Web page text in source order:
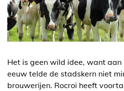
Het is geen wild idee, want
eeuw telde de stadskern niet
brouwerijen. Rocroi heeft